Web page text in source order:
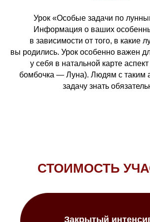
Урок «Особые задачи по
Информация о ваших
в зависимости от того, в какие
вы родились. Урок особенно важен
у себя в натальной карте
бомбочка — Луна). Людям с таким
задачу знать
СТОИМОСТЬ
Закрытый